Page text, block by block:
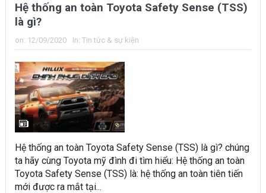
Hệ thống an toàn Toyota Safety Sense (TSS)
là gì?
on: 12/09/2020 In: Tin tức & sự kiện
Hệ thống an toàn Toyota Safety Sense (TSS) là gì? chúng
ta hãy cùng Toyota mỹ đình đi tìm hiểu: Hệ thống an toàn
Toyota Safety Sense (TSS) là: hệ thống an toàn tiên tiến
mới được ra mắt tại...